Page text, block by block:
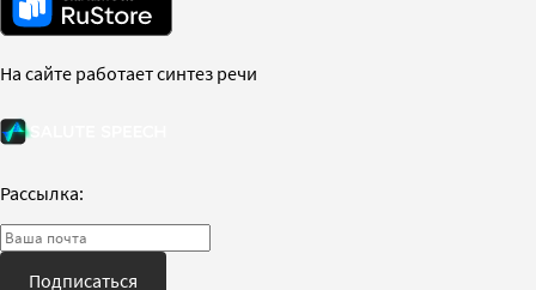
На сайте работает синтез речи
Рассылка:
Подписаться